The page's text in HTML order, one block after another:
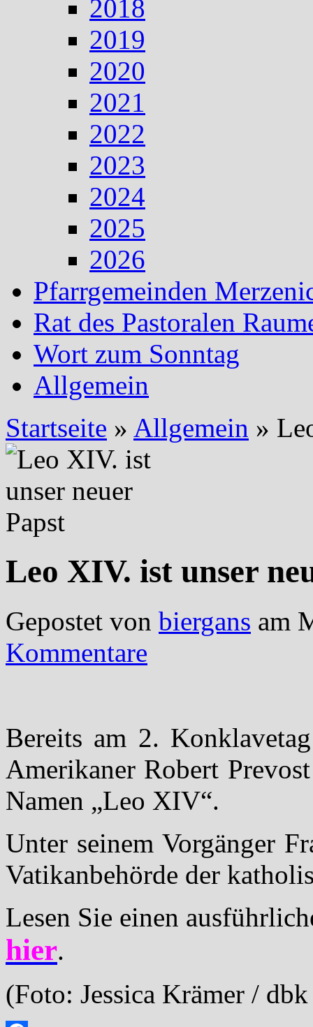
2018
2019
2020
2021
2022
2023
2024
2025
2026
Pfarrgemeinden
Rat des Pastoralen
Wort zum Sonntag
Allgemein
Startseite » Allgemein »
Leo XIV. ist unser
Gepostet von biergans am
Kommentare
Bereits am 2.
Amerikaner Robert
Namen „Leo XIV“.
Unter seinem Vorgänger
Vatikanbehörde der
Lesen Sie einen
hier.
(Foto: Jessica Krämer /